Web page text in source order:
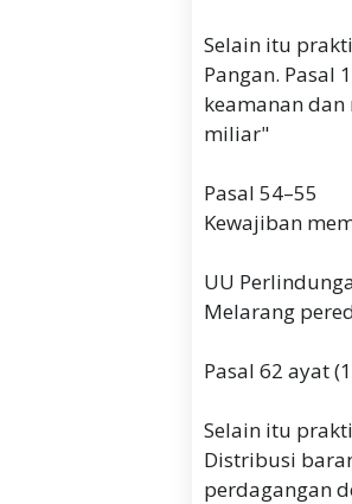
‎Selain itu
Pangan. Pasal
keamanan
miliar"
‎Pasal 54–55
‎Kewajiban
‎UU
‎Melarang
‎Pasal 62 ayat
‎Selain itu
Distribusi
perdagangan